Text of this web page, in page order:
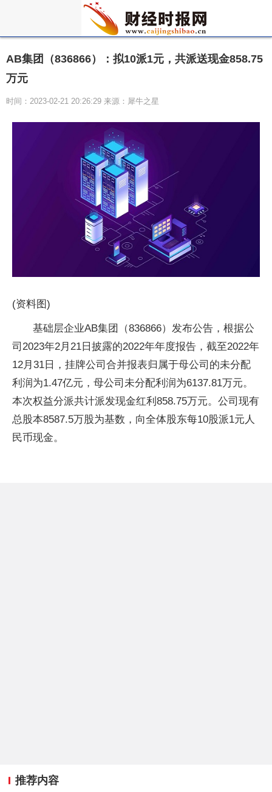
AB集团（836866）：拟10派1元，共派送现金858.75
万元
时间：2023-02-21 20:26:29 来源：犀牛之星
(资料图)
基础层企业AB集团（836866）发布公告，根据公
司2023年2月21日披露的2022年年度报告，截至2022年
12月31日，挂牌公司合并报表归属于母公司的未分配
利润为1.47亿元，母公司未分配利润为6137.81万元。
本次权益分派共计派发现金红利858.75万元。公司现有
总股本8587.5万股为基数，向全体股东每10股派1元人
民币现金。
推荐内容